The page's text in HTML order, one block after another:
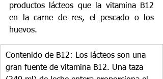
productos lácteos que la vitamina B12
en la carne de res, el pescado o los
huevos.
Contenido de B12: Los lácteos son una
gran fuente de vitamina B12. Una taza